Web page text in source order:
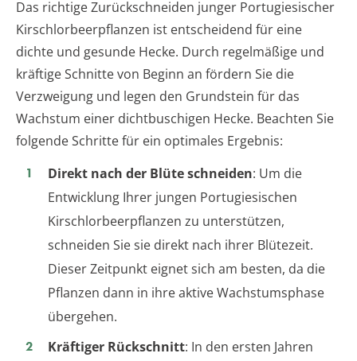
Das richtige Zurückschneiden junger Portugiesischer
Kirschlorbeerpflanzen ist entscheidend für eine
dichte und gesunde Hecke. Durch regelmäßige und
kräftige Schnitte von Beginn an fördern Sie die
Verzweigung und legen den Grundstein für das
Wachstum einer dichtbuschigen Hecke. Beachten Sie
folgende Schritte für ein optimales Ergebnis:
Direkt nach der Blüte schneiden: Um die
Entwicklung Ihrer jungen Portugiesischen
Kirschlorbeerpflanzen zu unterstützen,
schneiden Sie sie direkt nach ihrer Blütezeit.
Dieser Zeitpunkt eignet sich am besten, da die
Pflanzen dann in ihre aktive Wachstumsphase
übergehen.
Kräftiger Rückschnitt: In den ersten Jahren